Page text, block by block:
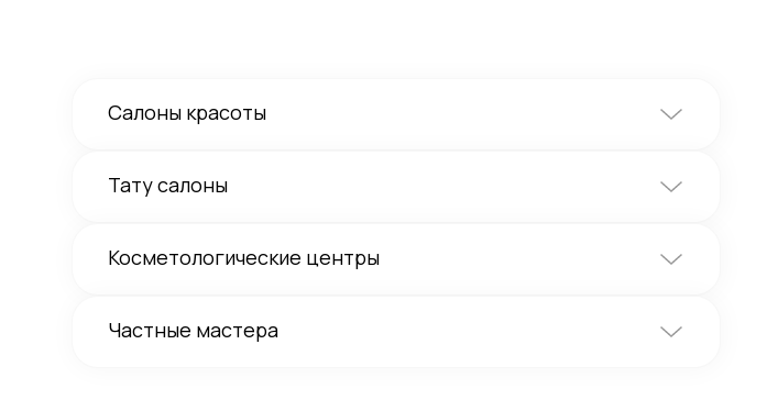
Салоны красоты
Тату салоны
Косметологические центры
Частные мастера